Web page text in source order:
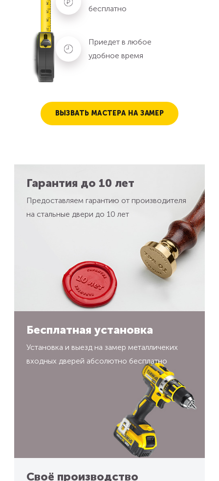
бесплатно
Приедет в любое
удобное время
ВЫЗВАТЬ МАСТЕРА НА ЗАМЕР
Гарантия до 10 лет
Предоставляем гарантию от производителя
на стальные двери до 10 лет
Бесплатная установка
Установка и выезд на замер металличеких
входных дверей абсолютно бесплатно
Своё производство